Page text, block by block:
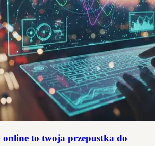
online to twoja przepustka do